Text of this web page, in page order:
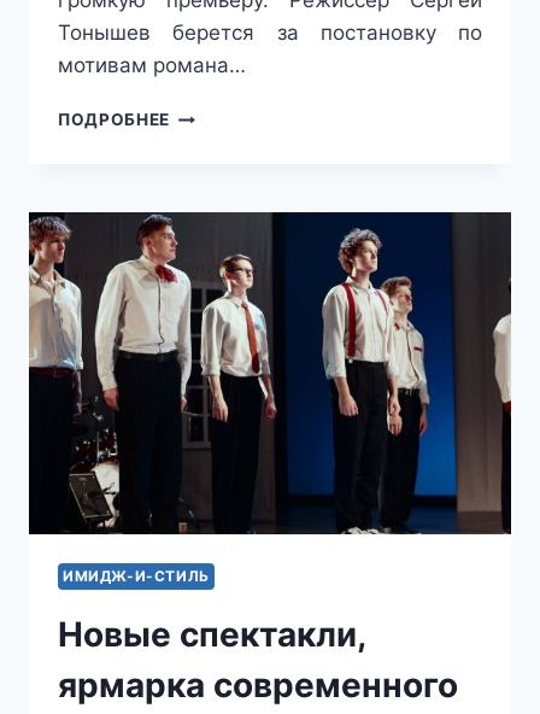
Тонышев берется за постановку по
мотивам романа…
ПОДРОБНЕЕ ДЖУКБОКС-
КИНО,
ПРЕМЬЕРА
СПЕКТАКЛЯ
ПО
МОТИВАМ
РОМАНА
ДОСТОЕВСКОГО:
ДАЙДЖЕСТ
СОБЫТИЙ
МАЯ
ИМИДЖ-И-СТИЛЬ
Новые спектакли,
ярмарка современного